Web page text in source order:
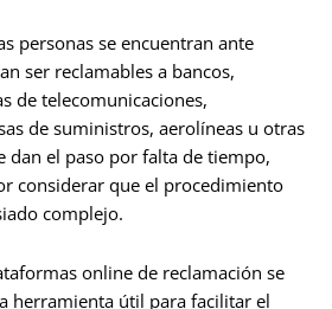
personas se encuentran ante
ser reclamables a bancos,
de telecomunicaciones,
de suministros, aerolíneas u otras
dan el paso por falta de tiempo,
considerar que el procedimiento
complejo.
online de reclamación se
herramienta útil para facilitar el